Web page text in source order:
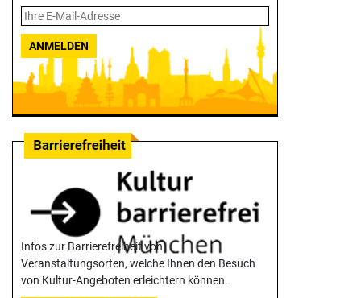
ANMELDEN
Infos zur Barrierefreiheit von
Veranstaltungsorten, welche Ihnen den Besuch
von Kultur-Angeboten erleichtern können.